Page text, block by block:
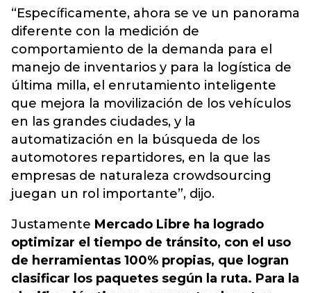
“Específicamente, ahora se ve un panorama
diferente con la medición de
comportamiento de la demanda para el
manejo de inventarios y para la logística de
última milla, el enrutamiento inteligente
que mejora la movilización de los vehículos
en las grandes ciudades, y la
automatización en la búsqueda de los
automotores repartidores, en la que las
empresas de naturaleza crowdsourcing
juegan un rol importante”, dijo.
Justamente Mercado Libre ha logrado
optimizar el tiempo de tránsito, con el uso
de herramientas 100% propias, que logran
clasificar los paquetes según la ruta. Para la